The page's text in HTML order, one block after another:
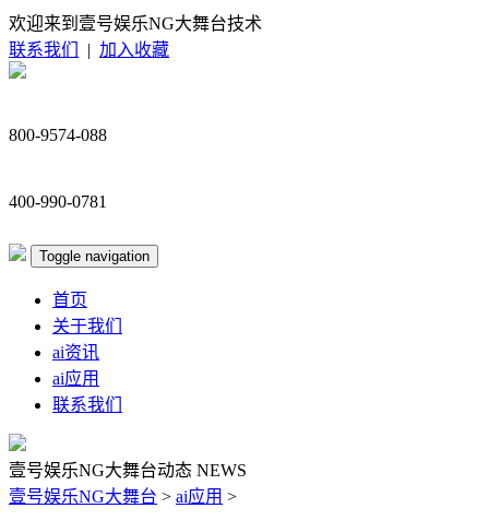
欢迎来到壹号娱乐NG大舞台技术
联系我们
| 加入收藏
800-9574-088
400-990-0781
Toggle navigation
首页
关于我们
ai资讯
ai应用
联系我们
壹号娱乐NG大舞台动态 NEWS
壹号娱乐NG大舞台 > ai应用 >